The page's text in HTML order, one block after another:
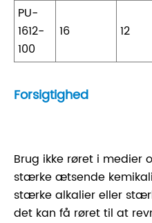
PU-
1612-
100
16 12
Forsigtighed
Brug ikke røret i medier
stærke ætsende
stærke alkalier eller
det kan få røret til at